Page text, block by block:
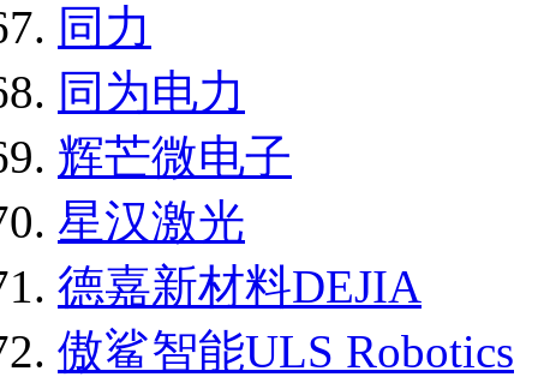
同力
同为电力
辉芒微电子
星汉激光
德嘉新材料DEJIA
傲鲨智能ULS Robotics